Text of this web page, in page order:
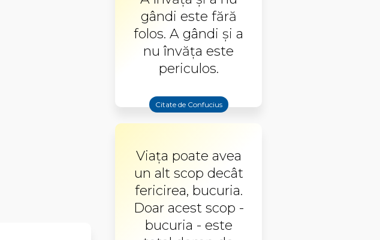
gândi este fără
folos. A gândi şi a
nu învăţa este
periculos.
Citate de Confucius
Viaţa poate avea
un alt scop decât
fericirea, bucuria.
Doar acest scop -
bucuria - este